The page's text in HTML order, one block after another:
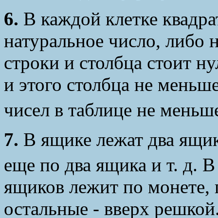
6. В каждой клетке
натуральное число, либо
строки и столбца стоит
и этого столбца не
чисел в таблице не
7. В ящике лежат два
еще по два ящика и т. д.
ящиков лежит по монете,
остальные - вверх